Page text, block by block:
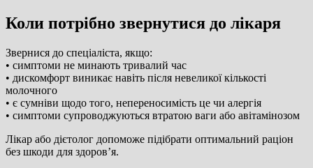
Коли потрібно звернутися до лікаря
Звернися до спеціаліста, якщо:
• симптоми не минають тривалий час
• дискомфорт виникає навіть після невеликої кількості
молочного
• є сумніви щодо того, непереносимість це чи алергія
• симптоми супроводжуються втратою ваги або авітамінозом
Лікар або дієтолог допоможе підібрати оптимальний раціон
без шкоди для здоров’я.